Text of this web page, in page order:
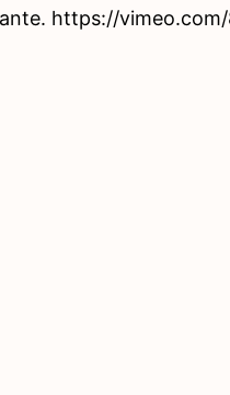
https://